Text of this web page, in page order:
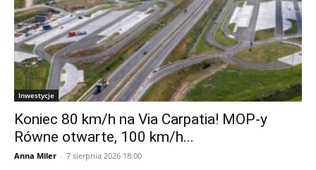
Inwestycje
Koniec 80 km/h na Via Carpatia! MOP-y
Równe otwarte, 100 km/h...
Anna Miler - 7 sierpnia 2026 18:00